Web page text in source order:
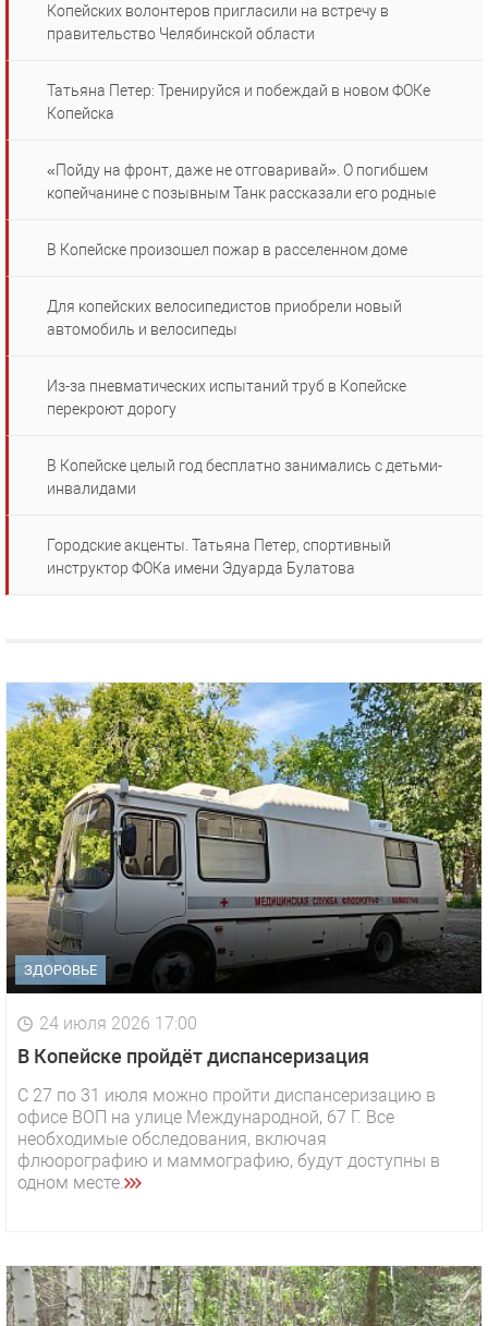
Копейских волонтеров пригласили на встречу в
правительство Челябинской области
Татьяна Петер: Тренируйся и побеждай в новом ФОКе
Копейска
«Пойду на фронт, даже не отговаривай». О погибшем
копейчанине с позывным Танк рассказали его родные
В Копейске произошел пожар в расселенном доме
Для копейских велосипедистов приобрели новый
автомобиль и велосипеды
Из-за пневматических испытаний труб в Копейске
перекроют дорогу
В Копейске целый год бесплатно занимались с детьми-
инвалидами
Городские акценты. Татьяна Петер, спортивный
инструктор ФОКа имени Эдуарда Булатова
ЗДОРОВЬЕ
24 июля 2026 17:00
В Копейске пройдёт диспансеризация
С 27 по 31 июля можно пройти диспансеризацию в
офисе ВОП на улице Международной, 67 Г. Все
необходимые обследования, включая
флюорографию и маммографию, будут доступны в
одном месте.